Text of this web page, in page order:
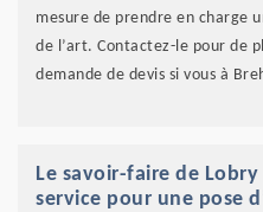
mesure de prendre en charge
de l’art. Contactez-le pour de
demande de devis si vous à
Le savoir-faire de
service pour une pose